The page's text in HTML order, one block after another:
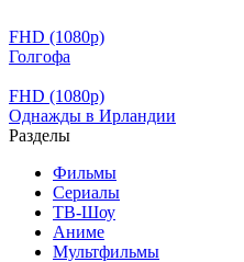
FHD (1080p)
Голгофа
FHD (1080p)
Однажды в Ирландии
Разделы
Фильмы
Сериалы
ТВ-Шоу
Аниме
Мультфильмы